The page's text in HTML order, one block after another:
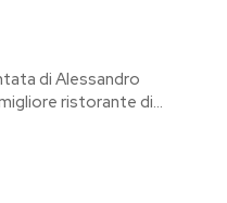
di Alessandro
ristorante di...